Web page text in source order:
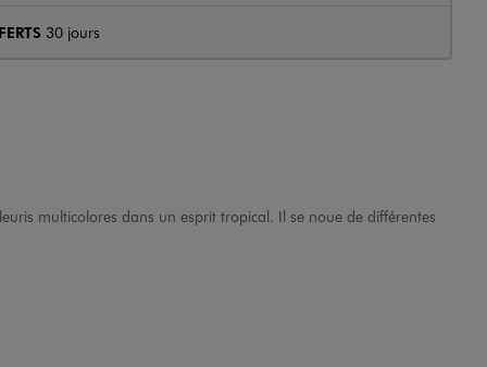
30 jours
multicolores dans un esprit tropical. Il se noue de différentes